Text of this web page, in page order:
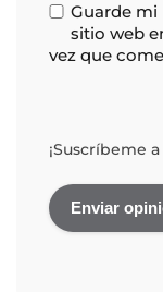
Guarde
sitio web
vez que
¡Suscríbeme